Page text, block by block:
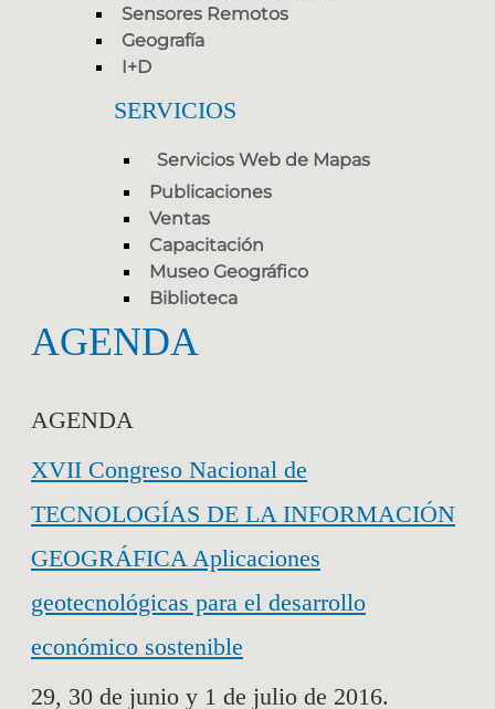
Sensores Remotos
Geografía
I+D
SERVICIOS
Servicios Web de Mapas
Publicaciones
Ventas
Capacitación
Museo Geográfico
Biblioteca
AGENDA
AGENDA
XVII Congreso Nacional de
TECNOLOGÍAS DE LA INFORMACIÓN
GEOGRÁFICA Aplicaciones
geotecnológicas para el desarrollo
económico sostenible
29, 30 de junio y 1 de julio de 2016.